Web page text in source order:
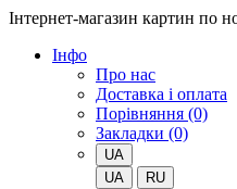
Інтернет-магазин картин по
Iнфо
Про нас
Доставка і оплата
Порівняння (0)
Закладки (0)
UA
UA
RU